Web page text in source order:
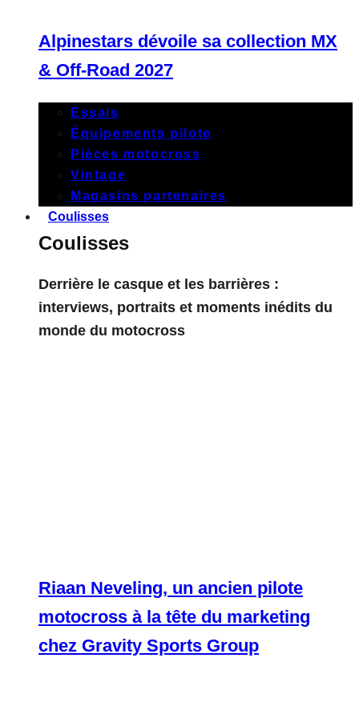
Alpinestars dévoile sa collection MX
& Off-Road 2027
Essais
Équipements pilote
Pièces motocross
Vintage
Magasins partenaires
Coulisses
Coulisses
Derrière le casque et les barrières :
interviews, portraits et moments inédits du
monde du motocross
Riaan Neveling, un ancien pilote
motocross à la tête du marketing
chez Gravity Sports Group